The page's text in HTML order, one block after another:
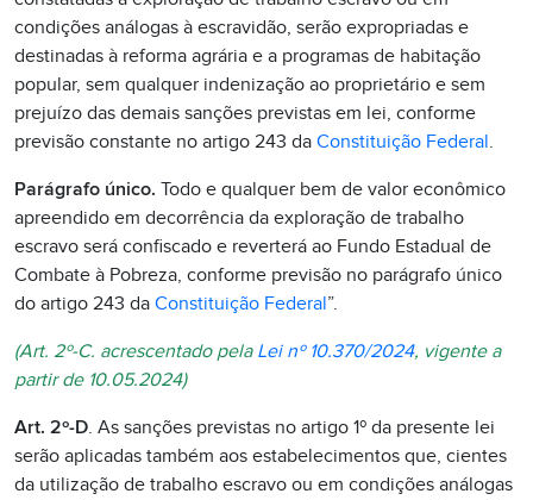
condições análogas à escravidão, serão expropriadas e
destinadas à reforma agrária e a programas de habitação
popular, sem qualquer indenização ao proprietário e sem
prejuízo das demais sanções previstas em lei, conforme
previsão constante no artigo 243 da Constituição Federal.
Parágrafo único. Todo e qualquer bem de valor econômico
apreendido em decorrência da exploração de trabalho
escravo será confiscado e reverterá ao Fundo Estadual de
Combate à Pobreza, conforme previsão no parágrafo único
do artigo 243 da Constituição Federal”.
(Art. 2º-C. acrescentado pela Lei nº 10.370/2024, vigente a
partir de 10.05.2024)
Art. 2º-D. As sanções previstas no artigo 1º da presente lei
serão aplicadas também aos estabelecimentos que, cientes
da utilização de trabalho escravo ou em condições análogas